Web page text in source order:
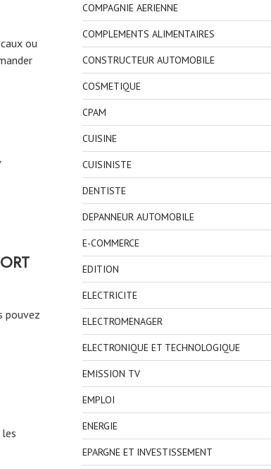
ou
pouvez
COMPAGNIE AERIENNE
COMPLEMENTS ALIMENTAIRES
CONSTRUCTEUR AUTOMOBILE
COSMETIQUE
CPAM
CUISINE
CUISINISTE
DENTISTE
DEPANNEUR AUTOMOBILE
E-COMMERCE
EDITION
ELECTRICITE
ELECTROMENAGER
ELECTRONIQUE ET TECHNOLOGIQUE
EMISSION TV
EMPLOI
ENERGIE
EPARGNE ET INVESTISSEMENT